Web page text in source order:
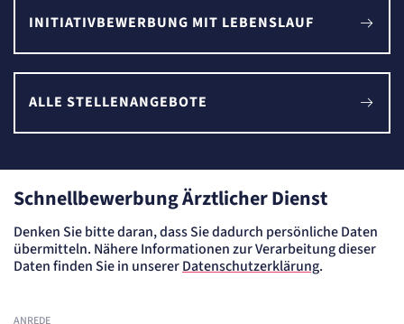
INITIATIVBEWERBUNG MIT LEBENSLAUF
ALLE STELLENANGEBOTE
Schnellbewerbung Ärztlicher Dienst
Denken Sie bitte daran, dass Sie dadurch persönliche Daten
übermitteln. Nähere Informationen zur Verarbeitung dieser
Daten finden Sie in unsererDatenschutzerklärung.
ANREDE